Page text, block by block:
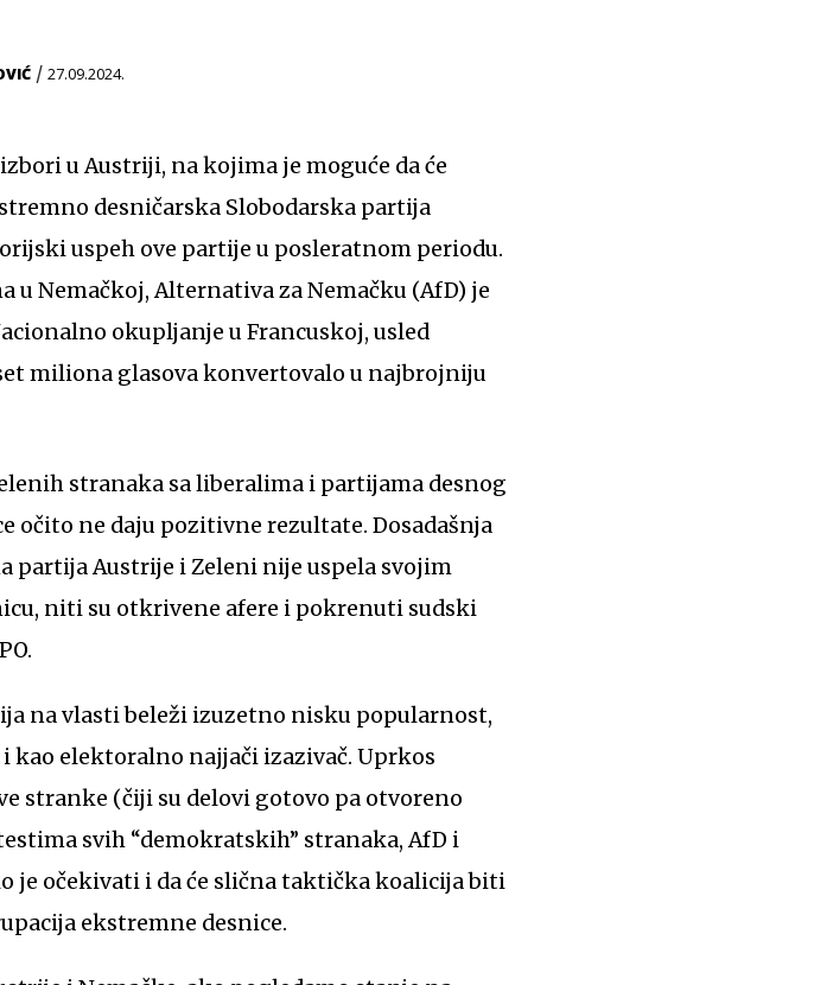
/ 27.09.2024.
u Austriji, na kojima je moguće da će
desničarska Slobodarska partija
uspeh ove partije u posleratnom periodu.
Nemačkoj, Alternativa za Nemačku (AfD) je
okupljanje u Francuskoj, usled
miliona glasova konvertovalo u najbrojniju
očito ne daju pozitivne rezultate. Dosadašnja
partija Austrije i Zeleni nije uspela svojim
niti su otkrivene afere i pokrenuti sudski
na vlasti beleži izuzetno nisku popularnost,
kao elektoralno najjači izazivač. Uprkos
stranke (čiji su delovi gotovo pa otvoreno
svih “demokratskih” stranaka, AfD i
je očekivati i da će slična taktička koalicija biti
ekstremne desnice.